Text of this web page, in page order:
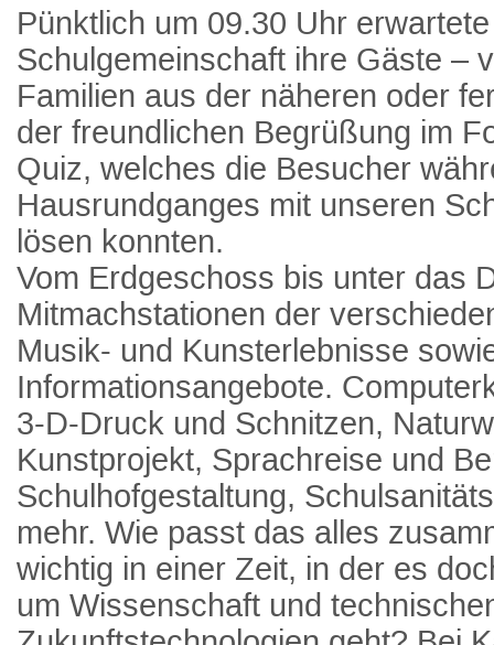
Pünktlich um 09.30 Uhr
Schulgemeinschaft ihre Gäste –
Familien aus der näheren oder
der freundlichen Begrüßung im
Quiz, welches die Besucher
Hausrundganges mit unseren
lösen konnten.
Vom Erdgeschoss bis unter das
Mitmachstationen der
Musik- und Kunsterlebnisse
Informationsangebote.
3-D-Druck und Schnitzen,
Kunstprojekt, Sprachreise und
Schulhofgestaltung,
mehr. Wie passt das alles
wichtig in einer Zeit, in der es
um Wissenschaft und